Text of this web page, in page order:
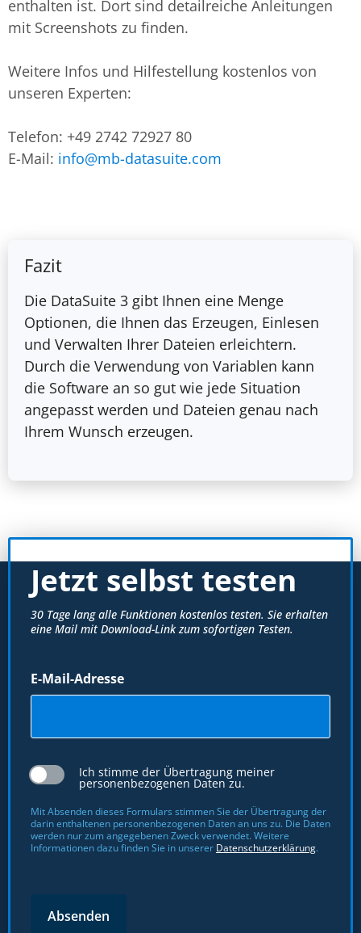
enthalten ist. Dort sind detailreiche Anleitungen
mit Screenshots zu finden.
Weitere Infos und Hilfestellung kostenlos von
unseren Experten:
Telefon: +49 2742 72927 80
E-Mail: info@mb-datasuite.com
Fazit
Die DataSuite 3 gibt Ihnen eine Menge
Optionen, die Ihnen das Erzeugen, Einlesen
und Verwalten Ihrer Dateien erleichtern.
Durch die Verwendung von Variablen kann
die Software an so gut wie jede Situation
angepasst werden und Dateien genau nach
Ihrem Wunsch erzeugen.
Jetzt selbst testen
30 Tage lang alle Funktionen kostenlos testen. Sie erhalten
eine Mail mit Download-Link zum sofortigen Testen.
E-Mail-Adresse
Ich stimme der Übertragung meiner
personenbezogenen Daten zu.
Mit Absenden dieses Formulars stimmen Sie der Übertragung der
darin enthaltenen personenbezogenen Daten an uns zu. Die Daten
werden nur zum angegebenen Zweck verwendet. Weitere
Informationen dazu finden Sie in unserer Datenschutzerklärung.